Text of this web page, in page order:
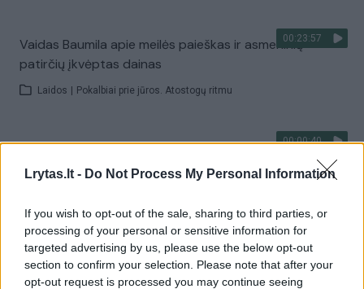
Lrytas.lt - Do Not Process My Personal Information
If you wish to opt-out of the sale, sharing to third parties, or
processing of your personal or sensitive information for
targeted advertising by us, please use the below opt-out
section to confirm your selection. Please note that after your
opt-out request is processed you may continue seeing
00:23:57
Vaidas Baumila apie meilės paieškas ir asmeninių
patirčių įkvėptas dainas
Laidos Pokalbiai prie jūros. Atostogų ritmu
00:00:40
Dronai Vokietijoje kelia vis daugiau klausimų: du
pastebėti virš karinės bazės
Visi įrašai